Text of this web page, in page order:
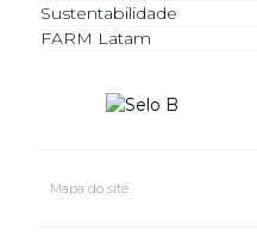
Sustentabilidade
FARM Latam
Mapa do site